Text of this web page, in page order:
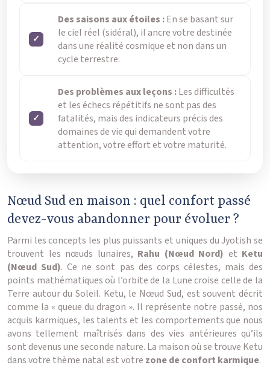
Des saisons aux étoiles :En se basant sur
le ciel réel (sidéral), il ancre votre destinée
dans une réalité cosmique et non dans un
cycle terrestre.
Des problèmes aux leçons :Les difficultés
et les échecs répétitifs ne sont pas des
fatalités, mais des indicateurs précis des
domaines de vie qui demandent votre
attention, votre effort et votre maturité.
Nœud Sud en maison : quel confort passé
devez-vous abandonner pour évoluer ?
Parmi les concepts les plus puissants et uniques du Jyotish se
trouvent les nœuds lunaires, Rahu (Nœud Nord) et Ketu
(Nœud Sud). Ce ne sont pas des corps célestes, mais des
points mathématiques où l’orbite de la Lune croise celle de la
Terre autour du Soleil. Ketu, le Nœud Sud, est souvent décrit
comme la « queue du dragon ». Il représente notre passé, nos
acquis karmiques, les talents et les comportements que nous
avons tellement maîtrisés dans des vies antérieures qu’ils
sont devenus une seconde nature. La maison où se trouve Ketu
dans votre thème natal est votre zone de confort karmique.